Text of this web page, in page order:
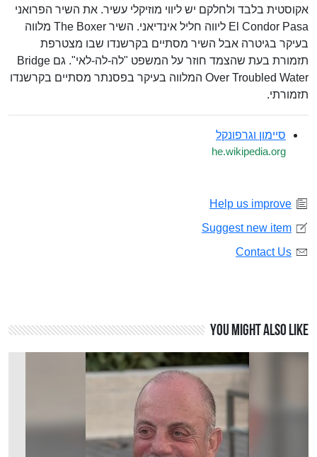
אקוסטית בלבד ולחלקם יש ליווי מוזיקלי עשיר. את השיר הפרואני
El Condor Pasa ליווה חליל אינדיאני. השיר The Boxer מלווה
בעיקר בגיטרה אבל השיר מסתיים בקרשנדו שבו מצטרפת
תזמורת בעת שהצמד חוזר על המשפט "לה-לה-לאי". גם Bridge
Over Troubled Water המלווה בעיקר בפסנתר מסתיים בקרשנדו
תזמורתי.
סיימון וגרפונקל
he.wikipedia.org
Help us improve
Suggest new item
Contact Us
You might also like